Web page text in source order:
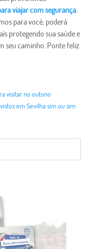
viajar com segurança.
para você, poderá
protegendo sua saúde e
seu caminho. Ponte feliz
visitar no outono
em Sevilha sim ou sim